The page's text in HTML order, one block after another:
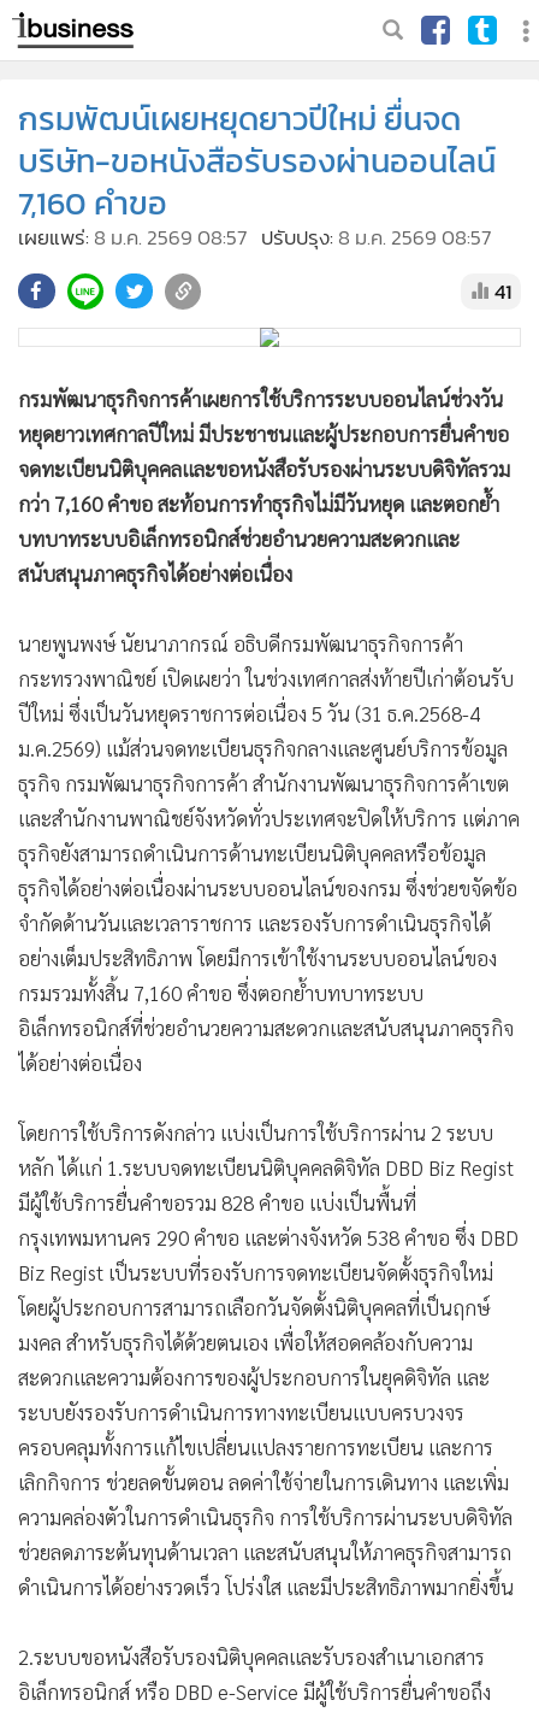
กรมพัฒน์เผยหยุดยาวปีใหม่ ยื่นจด
บริษัท-ขอหนังสือรับรองผ่านออนไลน์
7,160 คำขอ
เผยแพร่: 8 ม.ค. 2569 08:57 ปรับปรุง: 8 ม.ค. 2569 08:57
41
กรมพัฒนาธุรกิจการค้าเผยการใช้บริการระบบออนไลน์ช่วงวัน
หยุดยาวเทศกาลปีใหม่ มีประชาชนและผู้ประกอบการยื่นคำขอ
จดทะเบียนนิติบุคคลและขอหนังสือรับรองผ่านระบบดิจิทัลรวม
กว่า 7,160 คำขอ สะท้อนการทำธุรกิจไม่มีวันหยุด และตอกย้ำ
บทบาทระบบอิเล็กทรอนิกส์ช่วยอำนวยความสะดวกและ
สนับสนุนภาคธุรกิจได้อย่างต่อเนื่อง
นายพูนพงษ์ นัยนาภากรณ์ อธิบดีกรมพัฒนาธุรกิจการค้า
กระทรวงพาณิชย์ เปิดเผยว่า ในช่วงเทศกาลส่งท้ายปีเก่าต้อนรับ
ปีใหม่ ซึ่งเป็นวันหยุดราชการต่อเนื่อง 5 วัน (31 ธ.ค.2568-4
ม.ค.2569) แม้ส่วนจดทะเบียนธุรกิจกลางและศูนย์บริการข้อมูล
ธุรกิจ กรมพัฒนาธุรกิจการค้า สำนักงานพัฒนาธุรกิจการค้าเขต
และสำนักงานพาณิชย์จังหวัดทั่วประเทศจะปิดให้บริการ แต่ภาค
ธุรกิจยังสามารถดำเนินการด้านทะเบียนนิติบุคคลหรือข้อมูล
ธุรกิจได้อย่างต่อเนื่องผ่านระบบออนไลน์ของกรม ซึ่งช่วยขจัดข้อ
จำกัดด้านวันและเวลาราชการ และรองรับการดำเนินธุรกิจได้
อย่างเต็มประสิทธิภาพ โดยมีการเข้าใช้งานระบบออนไลน์ของ
กรมรวมทั้งสิ้น 7,160 คำขอ ซึ่งตอกย้ำบทบาทระบบ
อิเล็กทรอนิกส์ที่ช่วยอำนวยความสะดวกและสนับสนุนภาคธุรกิจ
ได้อย่างต่อเนื่อง
โดยการใช้บริการดังกล่าว แบ่งเป็นการใช้บริการผ่าน 2 ระบบ
หลัก ได้แก่ 1.ระบบจดทะเบียนนิติบุคคลดิจิทัล DBD Biz Regist
มีผู้ใช้บริการยื่นคำขอรวม 828 คำขอ แบ่งเป็นพื้นที่
กรุงเทพมหานคร 290 คำขอ และต่างจังหวัด 538 คำขอ ซึ่ง DBD
Biz Regist เป็นระบบที่รองรับการจดทะเบียนจัดตั้งธุรกิจใหม่
โดยผู้ประกอบการสามารถเลือกวันจัดตั้งนิติบุคคลที่เป็นฤกษ์
มงคล สำหรับธุรกิจได้ด้วยตนเอง เพื่อให้สอดคล้องกับความ
สะดวกและความต้องการของผู้ประกอบการในยุคดิจิทัล และ
ระบบยังรองรับการดำเนินการทางทะเบียนแบบครบวงจร
ครอบคลุมทั้งการแก้ไขเปลี่ยนแปลงรายการทะเบียน และการ
เลิกกิจการ ช่วยลดขั้นตอน ลดค่าใช้จ่ายในการเดินทาง และเพิ่ม
ความคล่องตัวในการดำเนินธุรกิจ การใช้บริการผ่านระบบดิจิทัล
ช่วยลดภาระต้นทุนด้านเวลา และสนับสนุนให้ภาคธุรกิจสามารถ
ดำเนินการได้อย่างรวดเร็ว โปร่งใส และมีประสิทธิภาพมากยิ่งขึ้น
2.ระบบขอหนังสือรับรองนิติบุคคลและรับรองสำเนาเอกสาร
อิเล็กทรอนิกส์ หรือ DBD e-Service มีผู้ใช้บริการยื่นคำขอถึง